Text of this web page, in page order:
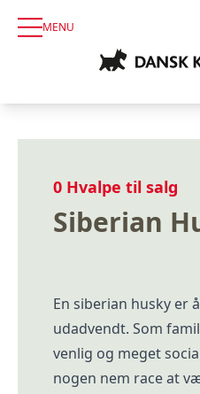
MENU
0 Hvalpe til salg
Siberian
En siberian husky er
udadvendt. Som
venlig og meget
nogen nem race at